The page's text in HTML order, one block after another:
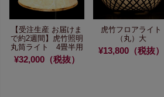
【受注生産 お届けま
で約2週間】 虎竹照明
丸筒ライト 4畳半用
¥32,000（税抜）
虎竹フロアライト
（丸）大
¥13,800（税抜）